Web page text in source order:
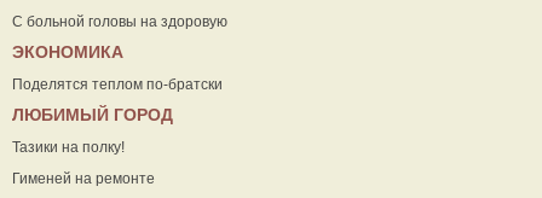
С больной головы на здоровую
ЭКОНОМИКА
Поделятся теплом по-братски
ЛЮБИМЫЙ ГОРОД
Тазики на полку!
Гименей на ремонте